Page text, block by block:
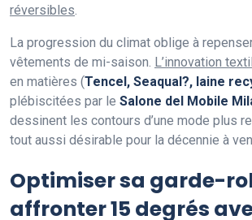
réversibles
La progression du climat oblige à
vêtements de mi-saison. L’innovation
en matières (Tencel, Seaqual?, laine
plébiscitées par le Salone del Mobile
dessinent les contours d’une mode plus
tout aussi désirable pour la décennie à
Optimiser sa garde-
affronter 15 degrés